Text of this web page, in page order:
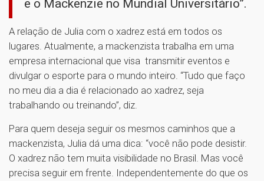
e o Mackenzie no Mundial Universitário”.
A relação de Julia com o xadrez está em todos os
lugares. Atualmente, a mackenzista trabalha em uma
empresa internacional que visa transmitir eventos e
divulgar o esporte para o mundo inteiro. “Tudo que faço
no meu dia a dia é relacionado ao xadrez, seja
trabalhando ou treinando”, diz.
Para quem deseja seguir os mesmos caminhos que a
mackenzista, Julia dá uma dica: “você não pode desistir.
O xadrez não tem muita visibilidade no Brasil. Mas você
precisa seguir em frente. Independentemente do que os